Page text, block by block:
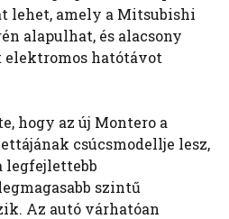
lehet, amely a Mitsubishi
alapulhat, és alacsony
hatótávot
hogy az új Montero a
csúcsmodellje lesz,
legfejlettebb
szintű
Az autó várhatóan